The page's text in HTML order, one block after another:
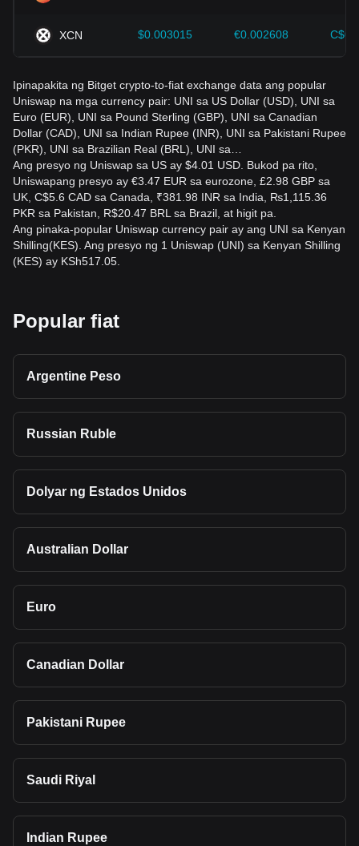
na market.
XCN $0.003015 €0.002608
Ipinapakita ng Bitget crypto-to-fiat exchange data ang popular
Uniswap na mga currency pair: UNI sa US Dollar (USD), UNI sa
Euro (EUR), UNI sa Pound Sterling (GBP), UNI sa Canadian
Dollar (CAD), UNI sa Indian Rupee (INR), UNI sa Pakistani Rupee
(PKR), UNI sa Brazilian Real (BRL), UNI sa…
Ang presyo ng Uniswap sa US ay $4.01 USD. Bukod pa rito,
Uniswapang presyo ay €3.47 EUR sa eurozone, £2.98 GBP sa
UK, C$5.6 CAD sa Canada, ₹381.98 INR sa India, ₨1,115.36
PKR sa Pakistan, R$20.47 BRL sa Brazil, at higit pa.
Ang pinaka-popular Uniswap currency pair ay ang UNI sa Kenyan
Shilling(KES). Ang presyo ng 1 Uniswap (UNI) sa Kenyan Shilling
(KES) ay KSh517.05.
Popular fiat
Argentine Peso
Russian Ruble
Dolyar ng Estados Unidos
Australian Dollar
Euro
Canadian Dollar
Pakistani Rupee
Saudi Riyal
Indian Rupee